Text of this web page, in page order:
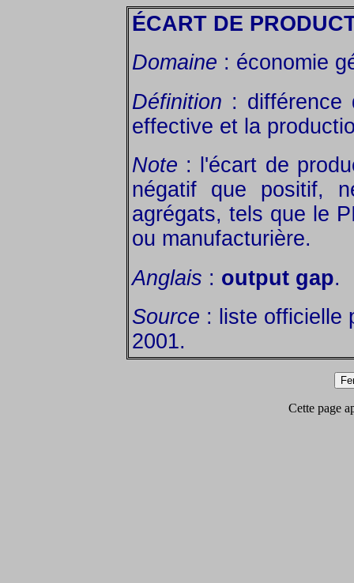
ÉCART DE
Domaine : économie
Définition : différence
effective et la
Note : l'écart de
négatif que positif,
agrégats, tels que le
ou manufacturière.
Anglais : output gap.
Source : liste officielle
2001.
Cette page